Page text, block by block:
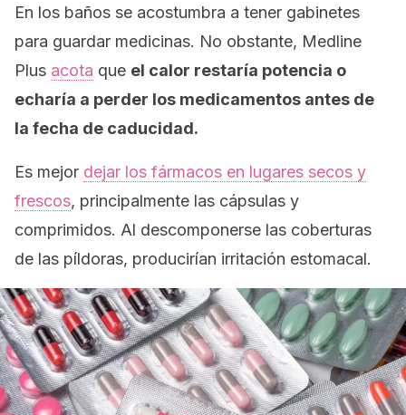
En los baños se acostumbra a tener gabinetes
para guardar medicinas. No obstante, Medline
Plus acota que el calor restaría potencia o
echaría a perder los medicamentos antes de
la fecha de caducidad.
Es mejor dejar los fármacos en lugares secos y
frescos, principalmente las cápsulas y
comprimidos. Al descomponerse las coberturas
de las píldoras, producirían irritación estomacal.